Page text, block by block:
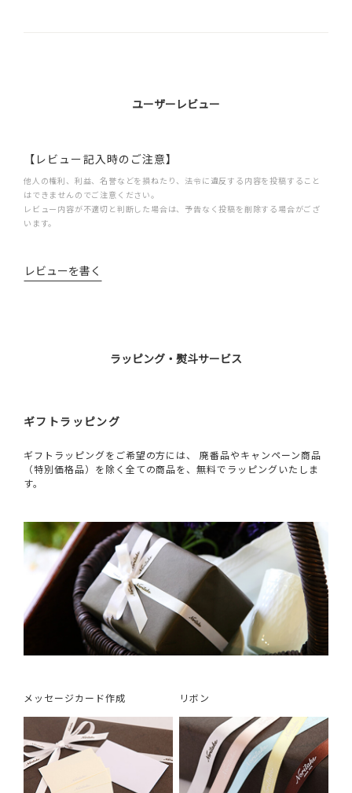
ユーザーレビュー
【レビュー記入時のご注意】
他人の権利、利益、名誉などを損ねたり、法令に違反する内容を投稿すること
はできませんのでご注意ください。
レビュー内容が不適切と判断した場合は、予告なく投稿を削除する場合がござ
います。
レビューを書く
ラッピング・熨斗サービス
ギフトラッピング
ギフトラッピングをご希望の方には、 廃番品やキャンペーン商品
（特別価格品）を除く全ての商品を、無料でラッピングいたしま
す。
メッセージカード作成 リボン